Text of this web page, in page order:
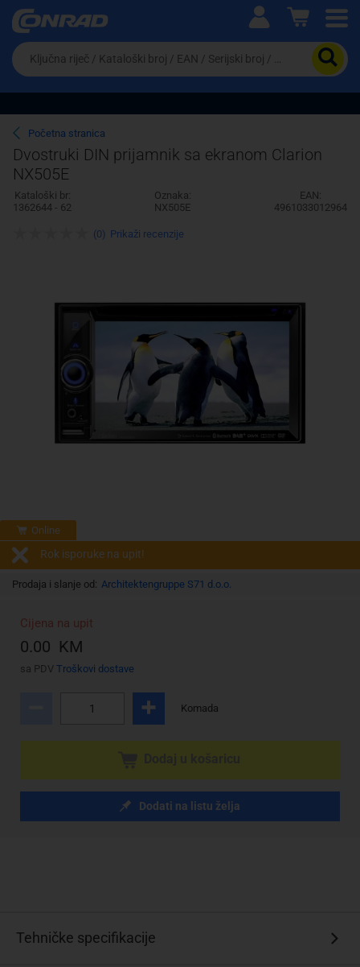
Ova postavka prilagođava asortiman proizvoda i
cijene vašim potrebama.
Pravno lice
Da
biste
potražili
proizvod,
unesite
ključnu
riječ,
kataloški
broj,
EAN
ili
Početna stranica
Dvostruki DIN prijamnik sa ekranom Clarion
NX505E
Kataloški br:
1362644 - 62
Oznaka:
NX505E
EAN:
4961033012964
Online
Rok isporuke na upit!
Prodaja i slanje od: Architektengruppe S71 d.o.o.
Cijena na upit
0.00 KM
sa PDV Troškovi dostave
Komada
Dodati na listu želja
(0) Prikaži recenzije
Tehničke specifikacije